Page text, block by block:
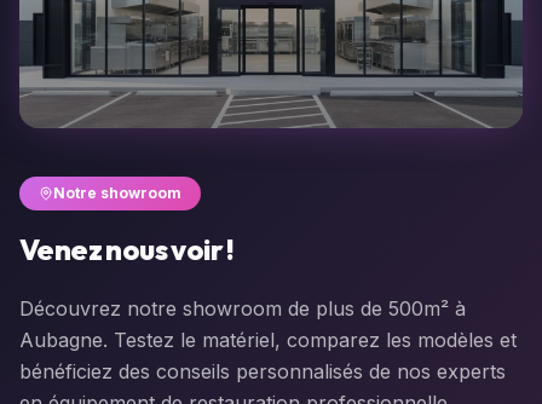
Notre showroom
Venez nous voir !
Découvrez notre showroom de plus de 500m² à
Aubagne. Testez le matériel, comparez les modèles et
bénéficiez des conseils personnalisés de nos experts